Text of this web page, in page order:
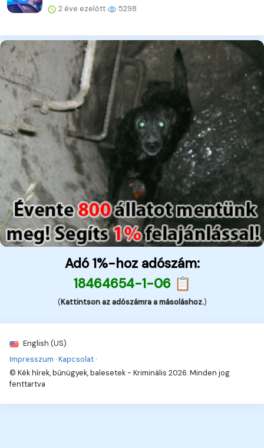
2 éve ezelőtt 5298
Adó 1%-hoz adószám:
18464654-1-06 📋
(Kattintson az adószámra a másoláshoz.)
English (US)
Impresszum ·Kapcsolat ·
© Kék hírek, bűnügyek, balesetek - Kriminális 2026. Minden jog
fenttartva